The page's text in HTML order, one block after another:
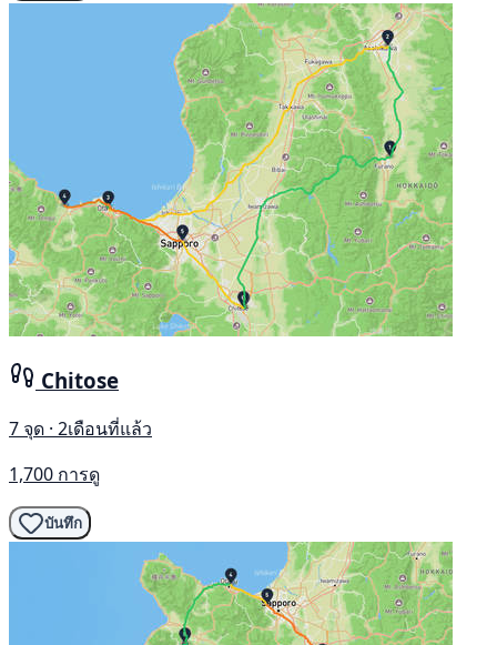
Chitose
7 จุด · 2เดือนที่แล้ว
1,700 การดู
บันทึก